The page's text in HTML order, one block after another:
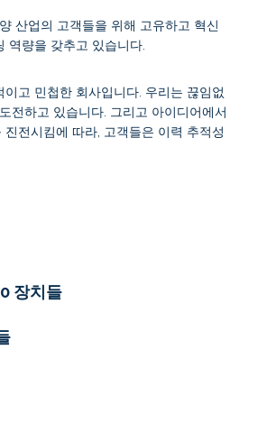
산업의 고객들을 위해 고유하고 혁신
역량을 갖추고 있습니다.
고 민첩한 회사입니다. 우리는 끊임없
전하고 있습니다. 그리고 아이디어에서
전시킴에 따라, 고객들은 이력 추적성
장치들